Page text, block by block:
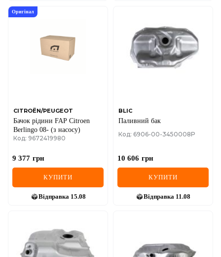
Оригінал
CITROËN/PEUGEOT
Бачок рідини FAP Citroen
Berlingo 08- (з насосу)
Код: 9672419980
9 377 грн
КУПИТИ
Відправка 15.08
BLIC
Паливний бак
Код: 6906-00-3450008P
10 606 грн
КУПИТИ
Відправка 11.08